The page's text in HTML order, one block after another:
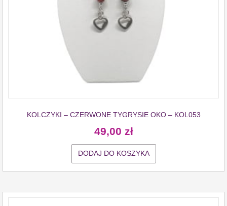
KOLCZYKI – CZERWONE TYGRYSIE OKO – KOL053
49,00 zł
DODAJ DO KOSZYKA